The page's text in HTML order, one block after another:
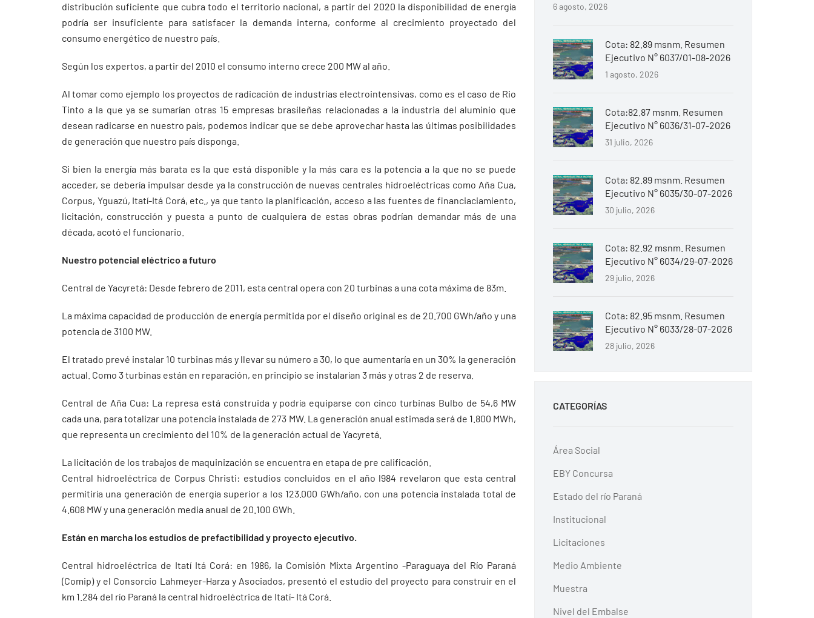
distribución suficiente que cubra todo el territorio nacional, a partir del 2020 la disponibilidad de energía
podría ser insuficiente para satisfacer la demanda interna, conforme al crecimiento proyectado del
consumo energético de nuestro país.
Según los expertos, a partir del 2010 el consumo interno crece 200 MW al año.
Al tomar como ejemplo los proyectos de radicación de industrias electrointensivas, como es el caso de Rio
Tinto a la que ya se sumarían otras 15 empresas brasileñas relacionadas a la industria del aluminio que
desean radicarse en nuestro país, podemos indicar que se debe aprovechar hasta las últimas posibilidades
de generación que nuestro país disponga.
Si bien la energía más barata es la que está disponible y la más cara es la potencia a la que no se puede
acceder, se debería impulsar desde ya la construcción de nuevas centrales hidroeléctricas como Aña Cua,
Corpus, Yguazú, Itatí-Itá Corá, etc., ya que tanto la planificación, acceso a las fuentes de financiaciamiento,
licitación, construcción y puesta a punto de cualquiera de estas obras podrían demandar más de una
década, acotó el funcionario.
Nuestro potencial eléctrico a futuro
Central de Yacyretá: Desde febrero de 2011, esta central opera con 20 turbinas a una cota máxima de 83m.
La máxima capacidad de producción de energía permitida por el diseño original es de 20.700 GWh/año y una
potencia de 3100 MW.
El tratado prevé instalar 10 turbinas más y llevar su número a 30, lo que aumentaría en un 30% la generación
actual. Como 3 turbinas están en reparación, en principio se instalarían 3 más y otras 2 de reserva.
Central de Aña Cua: La represa está construida y podría equiparse con cinco turbinas Bulbo de 54,6 MW
cada una, para totalizar una potencia instalada de 273 MW. La generación anual estimada será de 1.800 MWh,
que representa un crecimiento del 10% de la generación actual de Yacyretá.
La licitación de los trabajos de maquinización se encuentra en etapa de pre calificación.
Central hidroeléctrica de Corpus Christi: estudios concluidos en el año l984 revelaron que esta central
permitiría una generación de energía superior a los 123.000 GWh/año, con una potencia instalada total de
4.608 MW y una generación media anual de 20.100 GWh.
Están en marcha los estudios de prefactibilidad y proyecto ejecutivo.
Central hidroeléctrica de Itatí Itá Corá: en 1986, la Comisión Mixta Argentino -Paraguaya del Río Paraná
(Comip) y el Consorcio Lahmeyer-Harza y Asociados, presentó el estudio del proyecto para construir en el
km 1.284 del río Paraná la central hidroeléctrica de Itatí- Itá Corá.
6 agosto, 2026
Cota: 82.89 msnm. Resumen
Ejecutivo N° 6037/01-08-2026
1 agosto, 2026
Cota:82.87 msnm. Resumen
Ejecutivo N° 6036/31-07-2026
31 julio, 2026
Cota: 82.89 msnm. Resumen
Ejecutivo N° 6035/30-07-2026
30 julio, 2026
Cota: 82.92 msnm. Resumen
Ejecutivo N° 6034/29-07-2026
29 julio, 2026
Cota: 82.95 msnm. Resumen
Ejecutivo N° 6033/28-07-2026
28 julio, 2026
CATEGORÍAS
Área Social
EBY Concursa
Estado del río Paraná
Institucional
Licitaciones
Medio Ambiente
Muestra
Nivel del Embalse